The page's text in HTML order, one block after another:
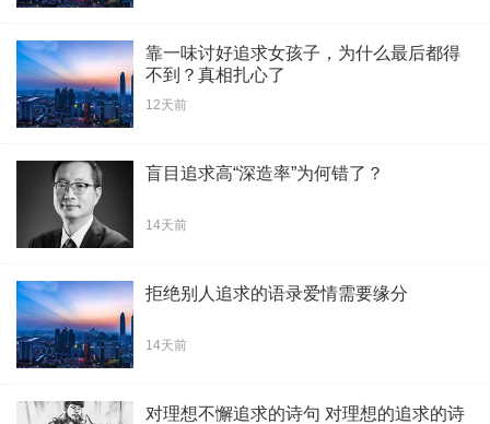
靠一味讨好追求女孩子，为什么最后都得
不到？真相扎心了
12天前
盲目追求高“深造率”为何错了？
14天前
拒绝别人追求的语录爱情需要缘分
14天前
对理想不懈追求的诗句 对理想的追求的诗